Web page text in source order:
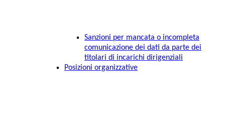
Sanzioni per mancata o incompleta
comunicazione dei dati da parte dei
titolari di incarichi dirigenziali
Posizioni organizzative